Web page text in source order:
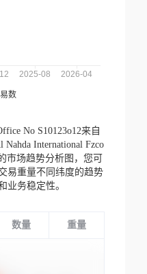
No S10123o12来自
Nahda International Fzco
市场趋势分析图，您可
易重量不同纬度的趋势
业务稳定性。
数量 重量